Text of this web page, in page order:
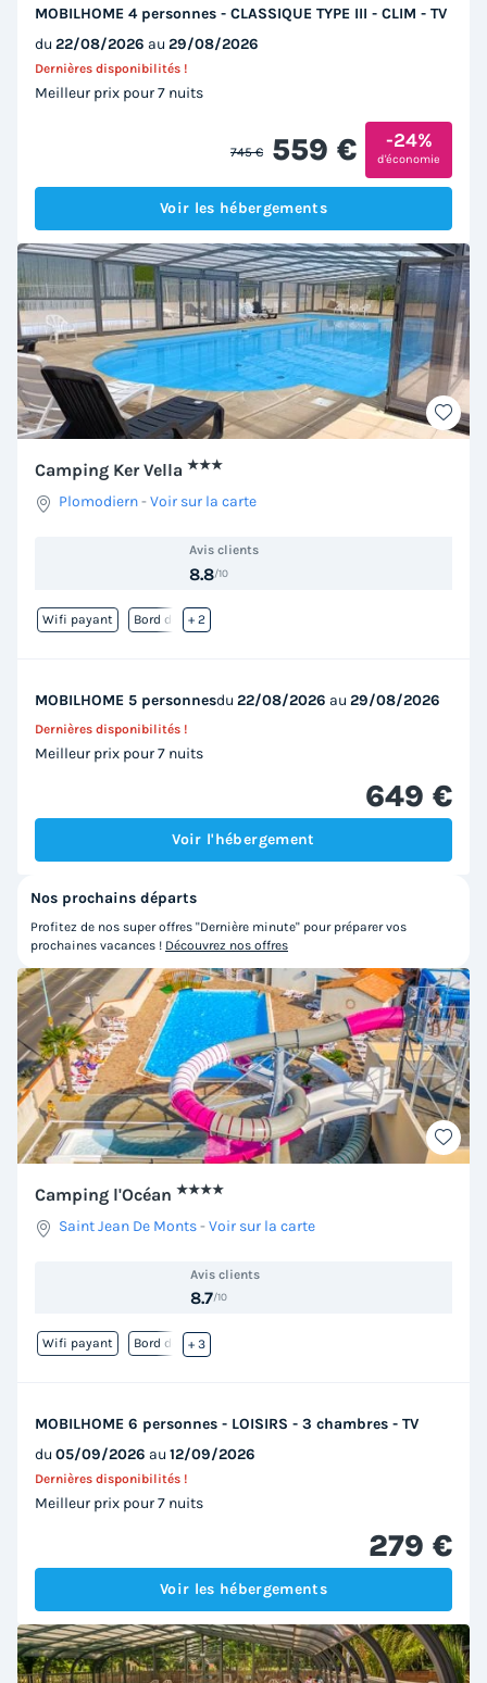
MOBILHOME 4 personnes - CLASSIQUE TYPE III - CLIM - TV
du 22/08/2026 au 29/08/2026
Meilleur prix pour 7 nuits
Dernières disponibilités !
745 € 559 € -24%
d'économie
Voir les hébergements
Camping Ker Vella ★★★
Plomodiern-Voir sur la carte
Avis clients
8.8/10
Wifi payant Bord de mer
+ 2
MOBILHOME 5 personnesdu 22/08/2026 au 29/08/2026
Meilleur prix pour 7 nuits
Dernières disponibilités !
649 €
Voir l'hébergement
Camping l'Océan ★★★★
Saint Jean De Monts-Voir sur la carte
Avis clients
8.7/10
Wifi payant Bord de mer
+ 3
MOBILHOME 6 personnes - LOISIRS - 3 chambres - TV
du 05/09/2026 au 12/09/2026
Meilleur prix pour 7 nuits
Dernières disponibilités !
279 €
Voir les hébergements
Nos prochains départs
Profitez de nos super offres "Dernière minute" pour préparer vos
prochaines vacances ! Découvrez nos offres